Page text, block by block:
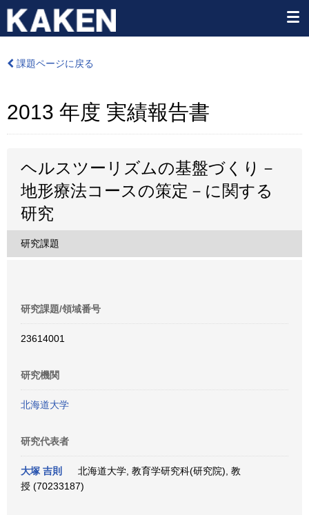
課題ページに戻る
2013 年度 実績報告書
ヘルスツーリズムの基盤づくり－
地形療法コースの策定－に関する
研究
研究課題
研究課題/領域番号
23614001
研究機関
北海道大学
研究代表者
大塚 吉則
北海道大学, 教育学研究科(研究院), 教
授 (70233187)